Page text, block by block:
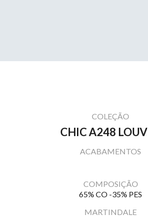
COLEÇÃO
CHIC A248
ACABAMENTOS
COMPOSIÇÃO
65% CO -35% PES
MARTINDALE